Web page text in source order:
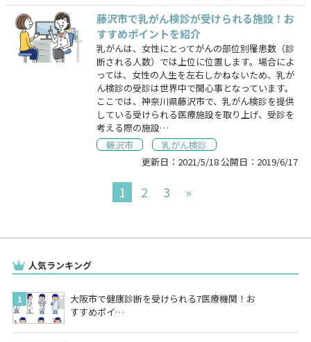
藤沢市で乳がん検診が受けられる施設！お
すすめポイントを紹介
乳がんは、女性にとってがんの部位別罹患数（診
断される人数）では上位に位置します。場合によ
っては、女性の人生を左右しかねないため、乳が
ん検診の受診は世界中で関心事となっています。
ここでは、神奈川県藤沢市で、乳がん検診を提供
している受けられる医療施設を取り上げ、受診を
考える際の施設…
藤沢市
乳がん検診
更新日： 2021/5/18 公開日： 2019/6/17
1 2 3 »
人気ランキング
大阪市で健康診断を受けられる7医療機関！お
すすめポイ…